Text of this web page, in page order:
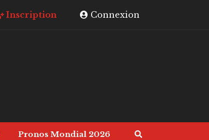
Inscription Connexion
Pronos Mondial 2026